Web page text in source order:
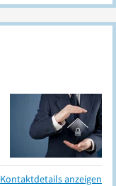
Kontaktdetails anzeigen